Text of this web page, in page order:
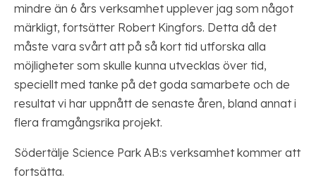
mindre än 6 års verksamhet upplever jag som något
märkligt, fortsätter Robert Kingfors. Detta då det
måste vara svårt att på så kort tid utforska alla
möjligheter som skulle kunna utvecklas över tid,
speciellt med tanke på det goda samarbete och de
resultat vi har uppnått de senaste åren, bland annat i
flera framgångsrika projekt.
Södertälje Science Park AB:s verksamhet kommer att
fortsätta.